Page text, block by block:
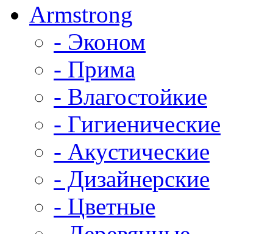
Armstrong
- Эконом
- Прима
- Влагостойкие
- Гигиенические
- Акустические
- Дизайнерские
- Цветные